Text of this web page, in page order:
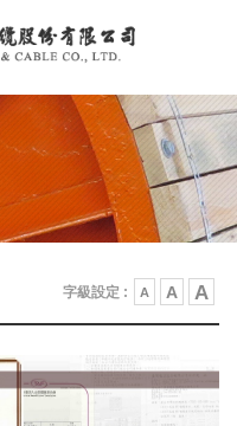
字級設定 : A A A